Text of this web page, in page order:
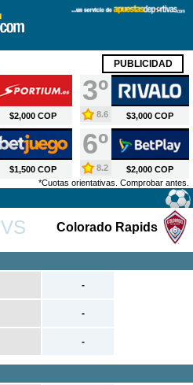
PUBLICIDAD
$2,000 COP
3º
8.6 $3,000 COP
$1,500 COP
6º
8.2
$2,000 COP
*Cuotas orientativas. Comprobar antes.
VS Colorado Rapids
-
-
-